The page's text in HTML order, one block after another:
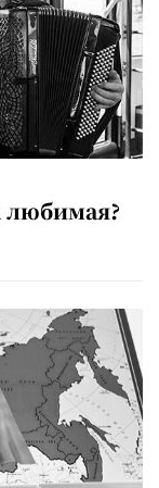
любимая?